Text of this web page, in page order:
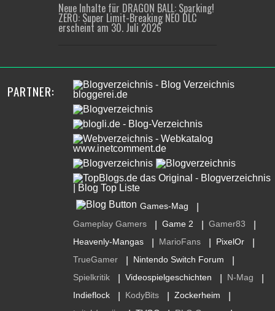
Neue Inhalte für DRAGON BALL: Sparking!
ZERO: Super Limit-Breaking NEO DLC
erscheint am 30. Juli 2026
PARTNER:
Games-Mag
Gameplay Gamers Game 2 Gamer83
Heavenly-Mangas MarioFans PixelOr
TrueGamer Nintendo Switch Forum
Spielkritik Videospielgeschichten N-Mag
Indieflock KodyBits Zockerheim